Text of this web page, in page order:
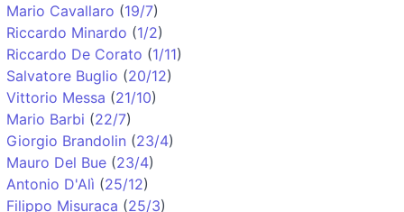
Mario Cavallaro (19/7)
Riccardo Minardo (1/2)
Riccardo De Corato (1/11)
Salvatore Buglio (20/12)
Vittorio Messa (21/10)
Mario Barbi (22/7)
Giorgio Brandolin (23/4)
Mauro Del Bue (23/4)
Antonio D'Alì (25/12)
Filippo Misuraca (25/3)